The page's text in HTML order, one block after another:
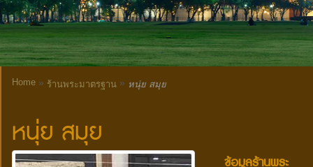
Home » ร้านพระมาตรฐาน » หนุ่ย สมุย
หนุ่ย สมุย
ข้อมูลร้านพระ